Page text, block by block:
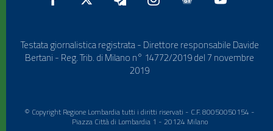
Testata giornalistica registrata - Direttore responsabile Davide
Bertani - Reg. Trib. di Milano n° 14772/2019 del 7 novembre
2019
© Copyright Regione Lombardia tutti i diritti riservati - C.F. 80050050154 -
Piazza Città di Lombardia 1 - 20124 Milano